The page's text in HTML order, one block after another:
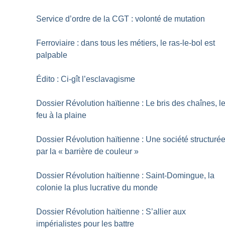
Service d’ordre de la CGT : volonté de mutation
Ferroviaire : dans tous les métiers, le ras-le-bol est
palpable
Édito : Ci-gît l’esclavagisme
Dossier Révolution haïtienne : Le bris des chaînes,
feu à la plaine
Dossier Révolution haïtienne : Une société
par la « barrière de couleur »
Dossier Révolution haïtienne : Saint-Domingue, la
colonie la plus lucrative du monde
Dossier Révolution haïtienne : S’allier aux
impérialistes pour les battre